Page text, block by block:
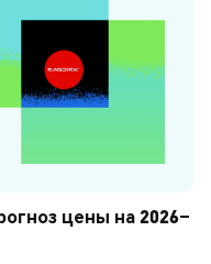
цены на 2026–